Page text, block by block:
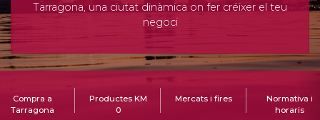
Tarragona, una ciutat dinàmica on fer créixer el teu
negoci
Compra a
Tarragona
Productes KM
0
Mercats i fires
Normativa i
horaris